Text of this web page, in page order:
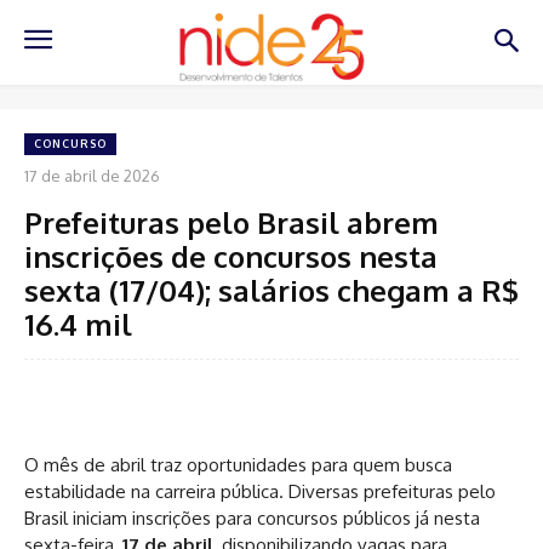
CONCURSO
17 de abril de 2026
Prefeituras pelo Brasil abrem
inscrições de concursos nesta
sexta (17/04); salários chegam a R$
16.4 mil
O mês de abril traz oportunidades para quem busca
estabilidade na carreira pública. Diversas prefeituras pelo
Brasil iniciam inscrições para concursos públicos já nesta
sexta-feira, 17 de abril, disponibilizando vagas para